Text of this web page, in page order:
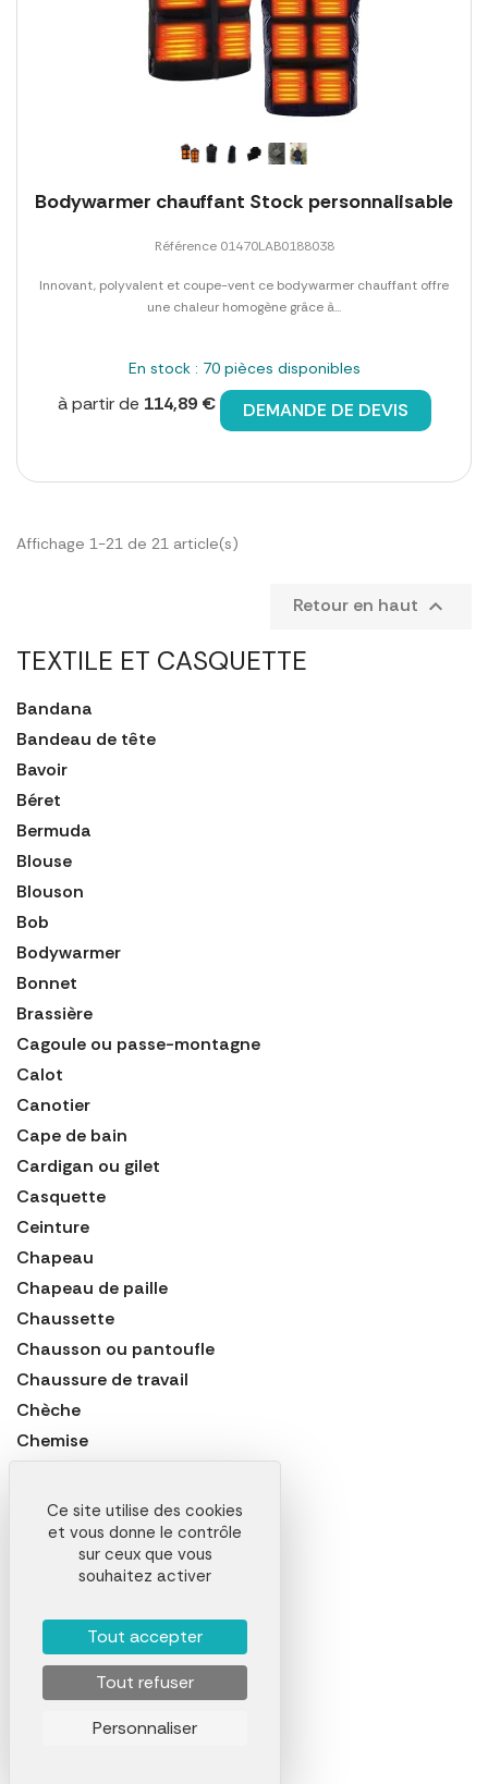
TEXTILE ET CASQUETTE
Bandana
Bandeau de tête
Bavoir
Béret
Bermuda
Blouse
Blouson
Bob
Bodywarmer
Bonnet
Brassière
Cagoule ou passe-montagne
Calot
Canotier
Cape de bain
Cardigan ou gilet
Casquette
Ceinture
Chapeau
Chapeau de paille
Chaussette
Chausson ou pantoufle
Chaussure de travail
Chèche
Chemise
Combinaison de travail
Coupe-vent
Cravate
Doudoune
Drap de Bain
Drap de Plage
Bodywarmer chauffant Stock personnalisable
Référence 01470LAB0188038
Innovant, polyvalent et coupe-vent ce bodywarmer chauffant offre
une chaleur homogène grâce à...
En stock : 70 pièces disponibles
à partir de 114,89 € DEMANDE DE DEVIS
Affichage 1-21 de 21 article(s)
Retour en haut 
Ce site utilise des cookies
et vous donne le contrôle
sur ceux que vous
souhaitez activer
Tout accepter
Tout refuser
Personnaliser